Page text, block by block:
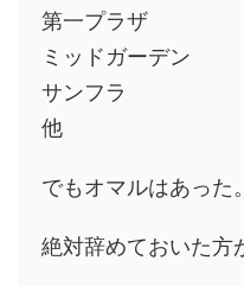
第一プラザ
ミッドガーデン
サンフラ
他
でもオマルはあった。
絶対辞めておいた方